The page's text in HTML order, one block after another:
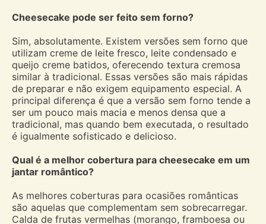
Cheesecake pode ser feito sem forno?
Sim, absolutamente. Existem versões sem forno que
utilizam creme de leite fresco, leite condensado e
queijo creme batidos, oferecendo textura cremosa
similar à tradicional. Essas versões são mais rápidas
de preparar e não exigem equipamento especial. A
principal diferença é que a versão sem forno tende a
ser um pouco mais macia e menos densa que a
tradicional, mas quando bem executada, o resultado
é igualmente sofisticado e delicioso.
Qual é a melhor cobertura para cheesecake em um
jantar romântico?
As melhores coberturas para ocasiões românticas
são aquelas que complementam sem sobrecarregar.
Calda de frutas vermelhas (morango, framboesa ou